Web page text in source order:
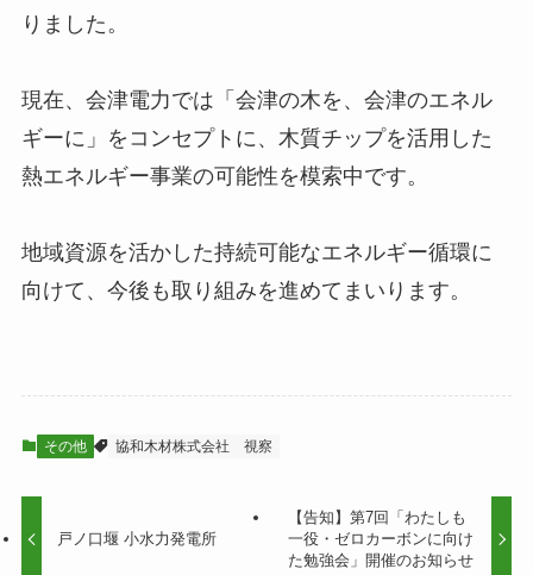
りました。
現在、会津電力では「会津の木を、会津のエネル
ギーに」をコンセプトに、木質チップを活用した
熱エネルギー事業の可能性を模索中です。
地域資源を活かした持続可能なエネルギー循環に
向けて、今後も取り組みを進めてまいります。
その他 協和木材株式会社 視察
戸ノ口堰 小水力発電所
【告知】第7回「わたしも
一役・ゼロカーボンに向け
た勉強会」開催のお知らせ